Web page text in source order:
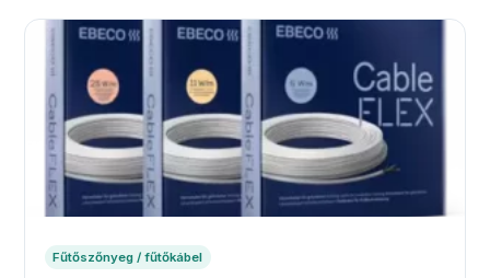
Fűtőszőnyeg / fűtőkábel